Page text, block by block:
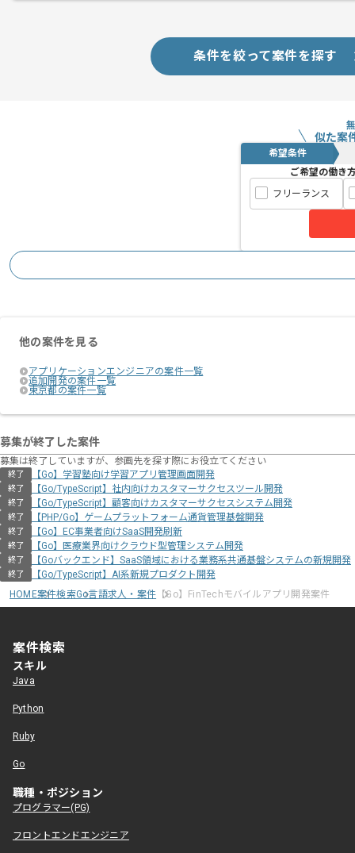
条件を絞って案件を探す
似た案
希望条件
ご希望の働き
フリーランス
他の案件を見る
アプリケーションエンジニアの案件一覧
追加開発の案件一覧
東京都の案件一覧
募集が終了した案件
募集は終了していますが、参画先を探す際にお役立てください
終了 【Go】学習塾向け学習アプリ管理画面開発
終了 【Go/TypeScript】社内向けカスタマーサクセスツール開発
終了 【Go/TypeScript】顧客向けカスタマーサクセスシステム開発
終了 【PHP/Go】ゲームプラットフォーム通貨管理基盤開発
終了 【Go】EC事業者向けSaaS開発刷新
終了 【Go】医療業界向けクラウド型管理システム開発
終了 【Goバックエンド】SaaS領域における業務系共通基盤システムの新規開発
終了
【Go/TypeScript】AI系新規プロダクト開発
HOME案件検索Go言語求人・案件 【Go】FinTechモバイルアプリ開発案件
案件検索
スキル
Java
Python
Ruby
Go
職種・ポジション
プログラマー(PG)
フロントエンドエンジニア